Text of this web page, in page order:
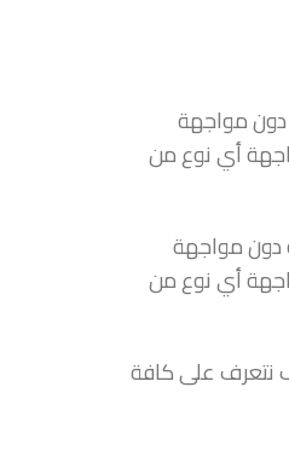
دون مواجهة
أي نوع من
دون مواجهة
أي نوع من
نتعرف على كافة